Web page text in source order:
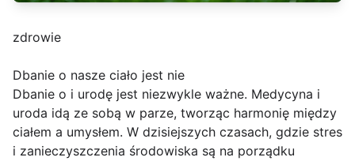
zdrowie
Dbanie o nasze ciało jest nie
Dbanie o i urodę jest niezwykle ważne. Medycyna i
uroda idą ze sobą w parze, tworząc harmonię między
ciałem a umysłem. W dzisiejszych czasach, gdzie stres
i zanieczyszczenia środowiska są na porządku